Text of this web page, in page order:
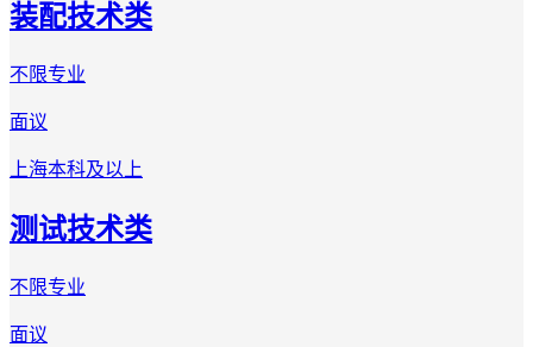
装配技术类
不限专业
面议
上海本科及以上
测试技术类
不限专业
面议